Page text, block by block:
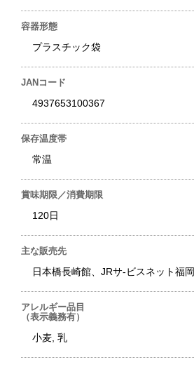
容器形態
プラスチック袋
JANコード
4937653100367
保存温度帯
常温
賞味期限／消費期限
120日
主な販売先
日本橋長崎館、JRサ-ビスネット福岡
アレルギー品目
（表示義務有）
小麦, 乳